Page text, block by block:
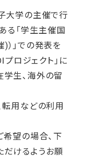
大学の主催で行
る「学生主催国
)）」での発表を
プロジェクト」に
生、海外の留
転用などの利用
希望の場合、下
けるようお願